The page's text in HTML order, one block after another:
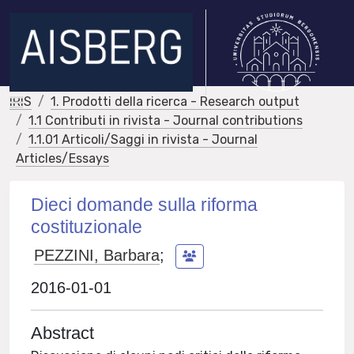
IRIS
1. Prodotti della ricerca - Research output
1.1 Contributi in rivista - Journal contributions
1.1.01 Articoli/Saggi in rivista - Journal
Articles/Essays
Dieci domande sulla riforma
costituzionale
PEZZINI, Barbara;
2016-01-01
Abstract